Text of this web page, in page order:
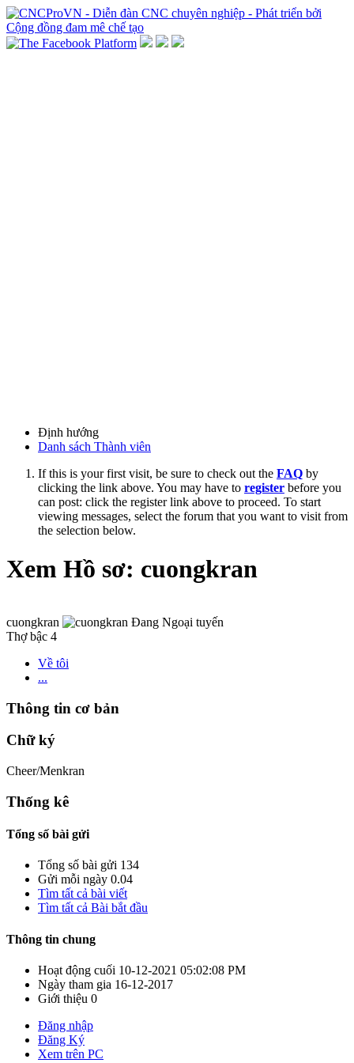
Định hướng
Danh sách Thành viên
If this is your first visit, be sure to check out the FAQ by
clicking the link above. You may have to register before you
can post: click the register link above to proceed. To start
viewing messages, select the forum that you want to visit from
the selection below.
Xem Hồ sơ: cuongkran
cuongkran
Thợ bậc 4
Về tôi
...
Thông tin cơ bản
Chữ ký
Cheer/Menkran
Thống kê
Tổng số bài gửi
Tổng số bài gửi 134
Gửi mỗi ngày 0.04
Tìm tất cả bài viết
Tìm tất cả Bài bắt đầu
Thông tin chung
Hoạt động cuối 10-12-2021 05:02:08 PM
Ngày tham gia 16-12-2017
Giới thiệu 0
Đăng nhập
Đăng Ký
Xem trên PC